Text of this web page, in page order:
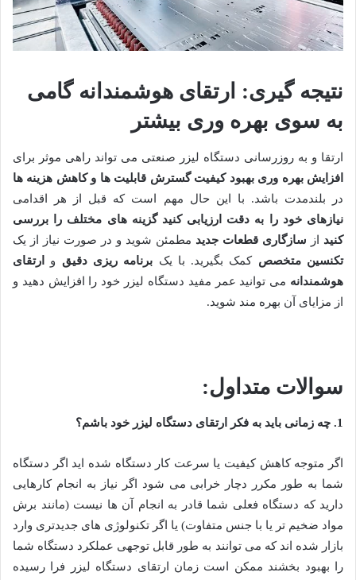
نتیجه گیری: ارتقای هوشمندانه گامی
به سوی بهره وری بیشتر
ارتقا و به روزرسانی دستگاه لیزر صنعتی می تواند راهی موثر برای
افزایش بهره وری بهبود کیفیت گسترش قابلیت ها و کاهش هزینه ها
در بلندمدت باشد. با این حال مهم است که قبل از هر اقدامی
نیازهای خود را به دقت ارزیابی کنید گزینه های مختلف را بررسی
کنید از سازگاری قطعات جدید مطمئن شوید و در صورت نیاز از یک
تکنسین متخصص کمک بگیرید. با یک برنامه ریزی دقیق و
ارتقای
هوشمندانه می توانید عمر مفید دستگاه لیزر خود را افزایش دهید و
از مزایای آن بهره مند شوید.
سوالات متداول:
1. چه زمانی باید به فکر ارتقای دستگاه لیزر خود باشم؟
اگر متوجه کاهش کیفیت یا سرعت کار دستگاه شده اید اگر دستگاه
شما به طور مکرر دچار خرابی می شود اگر نیاز به انجام کارهایی
دارید که دستگاه فعلی شما قادر به انجام آن ها نیست(مانند برش
مواد ضخیم تر یا با جنس متفاوت) یا اگر تکنولوژی های جدیدتری وارد
بازار شده اند که می توانند به طور قابل توجهی عملکرد دستگاه شما
را بهبود بخشند ممکن است زمان ارتقای دستگاه لیزر فرا رسیده